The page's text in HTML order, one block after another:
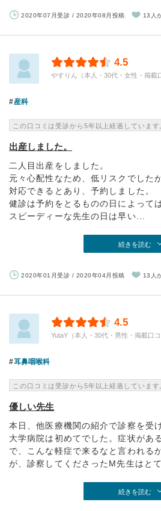
2020年07月受診 / 2020年08月投稿 13人
4.5
やすりん（本人・30代・女性・掲載
産科
この口コミは受診から5年以上経過しています
出産しました。
二人目出産をしました。
元々心配性なため、低リスクでした
対応できるとあり、予約しました。
健診は予約をとるものの日によって
スピーディーな先生の日は早い...
続きを読む
2020年01月受診 / 2020年04月投稿 13人
4.5
YutaY（本人・30代・男性・掲載口コ
耳鼻咽喉科
この口コミは受診から5年以上経過しています
優しい先生
本日、他医療機関の紹介で診察を受
大学病院は初めてでした。症状があ
で、こんな軽症で来るなと言われる
が、診察してくださったM先生はと
続きを読む